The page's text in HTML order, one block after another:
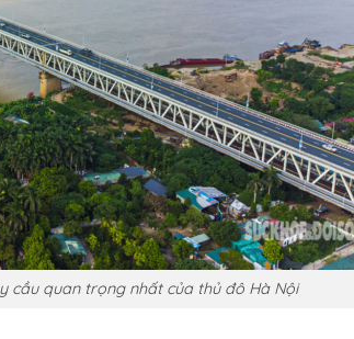
cầu quan trọng nhất của thủ đô Hà Nội